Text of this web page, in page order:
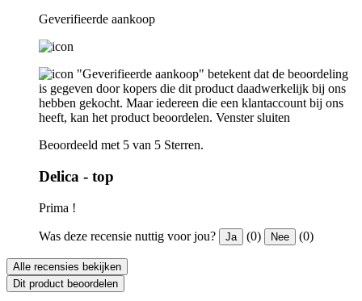
Geverifieerde aankoop
"Geverifieerde aankoop" betekent dat de beoordeling
is gegeven door kopers die dit product daadwerkelijk bij ons
hebben gekocht. Maar iedereen die een klantaccount bij ons
heeft, kan het product beoordelen. Venster sluiten
Beoordeeld met 5 van 5 Sterren.
Delica - top
Prima !
Was deze recensie nuttig voor jou? Ja (0) Nee (0)
Alle recensies bekijken
Dit product beoordelen